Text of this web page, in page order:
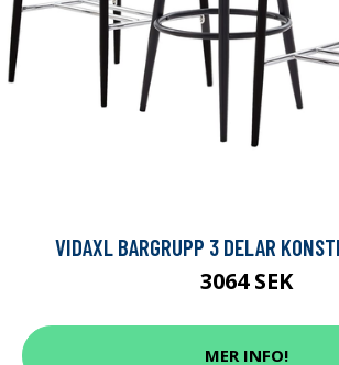
VIDAXL BARGRUPP 3 DELAR
3064 SEK
MER INFO!